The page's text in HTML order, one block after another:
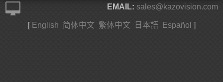
EMAIL: sales@kazovision.com
[ English 简体中文 繁体中文 日本語 Español ]